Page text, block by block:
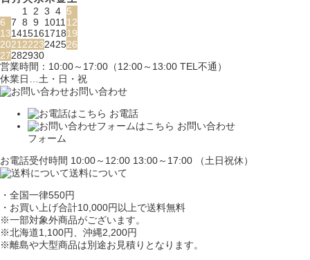
1
2 3 4 5
6 7 8 9 1011 12
13141516171819
2021 2223242526
27282930
営業時間：10:00～17:00（12:00～13:00 TEL不通）
休業日…土・日・祝
お問い合わせ
お電話
お問い合わせ
フォーム
お電話受付時間 10:00～12:00 13:00～17:00 （土日祝休）
送料について
・全国一律550円
・お買い上げ合計10,000円以上で送料無料
※一部対象外商品がございます。
※北海道1,100円 、沖縄2,200円
※離島や大型商品は別途お見積りとなります。